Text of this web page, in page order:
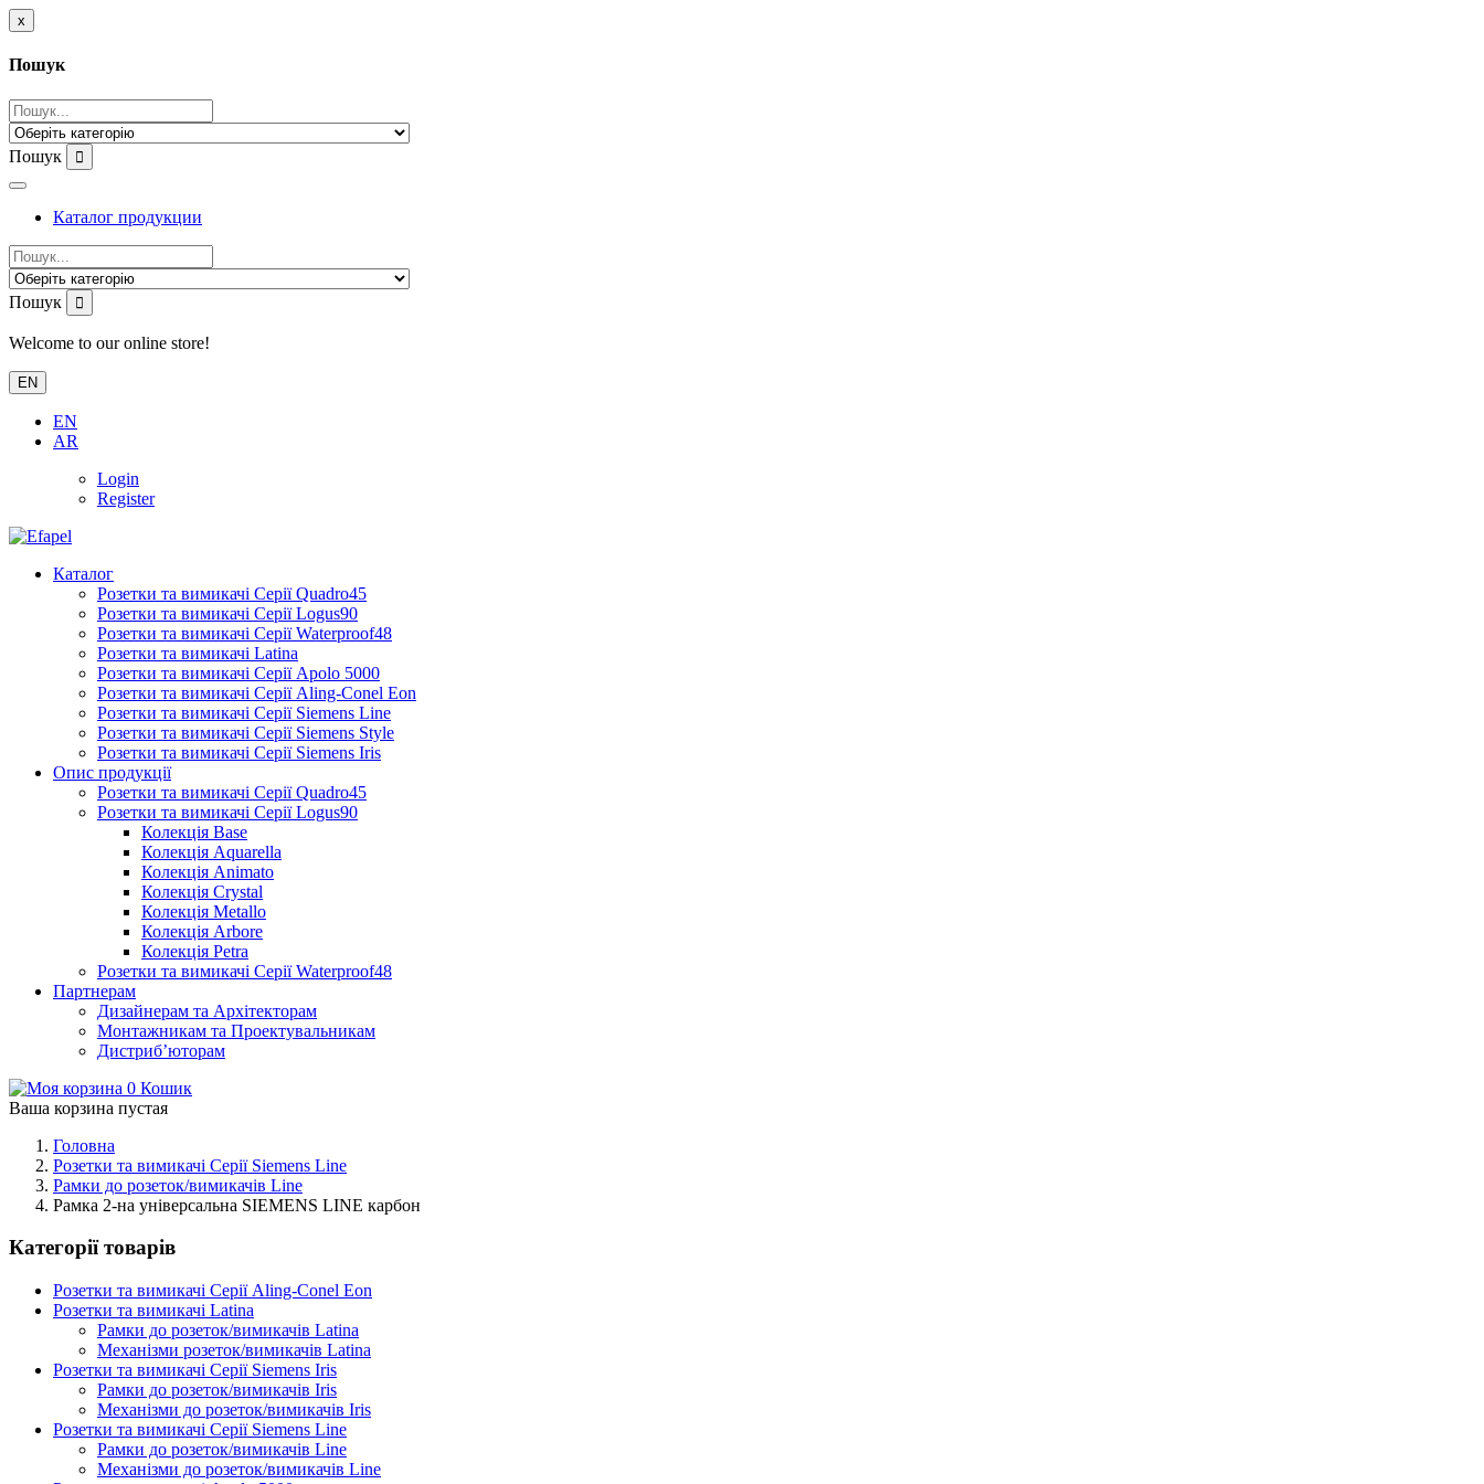
x
Пошук
Пошук
Каталог продукции
Пошук
Welcome to our online store!
EN
EN
AR
Login
Register
Каталог
Розетки та вимикачі Серії Quadro45
Розетки та вимикачі Серії Logus90
Розетки та вимикачі Серії Waterproof48
Розетки та вимикачі Latina
Розетки та вимикачі Серії Apolo 5000
Розетки та вимикачі Серії Aling-Conel Eon
Розетки та вимикачі Серії Siemens Line
Розетки та вимикачі Серії Siemens Style
Розетки та вимикачі Серії Siemens Iris
Опис продукції
Розетки та вимикачі Серії Quadro45
Розетки та вимикачі Серії Logus90
Колекція Base
Колекція Aquarella
Колекція Animato
Колекція Crystal
Колекція Metallo
Колекція Arbore
Колекція Petra
Розетки та вимикачі Серії Waterproof48
Партнерам
Дизайнерам та Архітекторам
Монтажникам та Проектувальникам
Дистриб’юторам
0 Кошик
Ваша корзина пустая
Головна
Розетки та вимикачі Серії Siemens Line
Рамки до розеток/вимикачів Line
Рамка 2-на універсальна SIEMENS LINE карбон
Категорії товарів
Розетки та вимикачі Серії Aling-Conel Eon
Розетки та вимикачі Latina
Рамки до розеток/вимикачів Latina
Механізми розеток/вимикачів Latina
Розетки та вимикачі Серії Siemens Iris
Рамки до розеток/вимикачів Iris
Механізми до розеток/вимикачів Iris
Розетки та вимикачі Серії Siemens Line
Рамки до розеток/вимикачів Line
Механізми до розеток/вимикачів Line